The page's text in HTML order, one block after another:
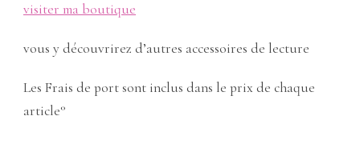
visiter ma boutique
vous y découvrirez d’autres accessoires de lecture
Les Frais de port sont inclus dans le prix de chaque
article°